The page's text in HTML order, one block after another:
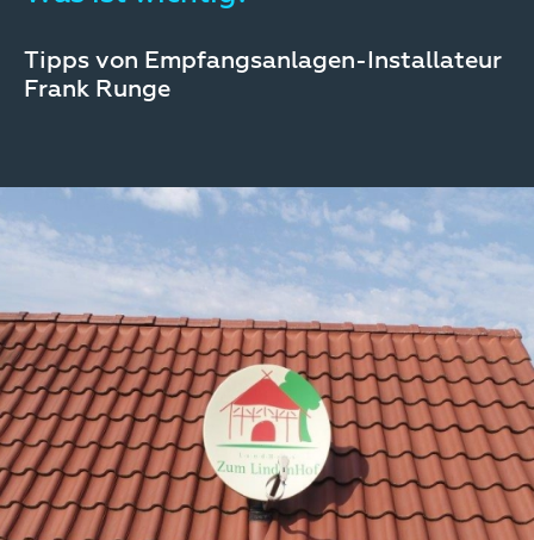
Tipps von Empfangsanlagen-Installateur
Frank Runge